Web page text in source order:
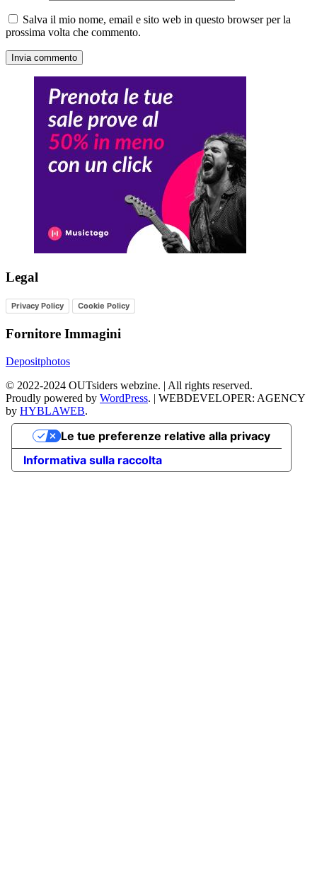
Salva il mio nome, email e sito web in questo browser per la
prossima volta che commento.
Legal
Privacy Policy Cookie Policy
Fornitore Immagini
Depositphotos
© 2022-2024 OUTsiders webzine. | All rights reserved.
Proudly powered by WordPress. | WEBDEVELOPER: AGENCY
by HYBLAWEB.
Informativa sulla raccolta
Le tue preferenze relative alla privacy